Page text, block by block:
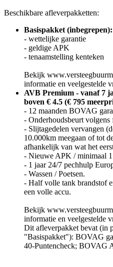
Beschikbare afleverpakketten:
Basispakket (inbegrepen):
- wettelijke garantie
- geldige APK
- tenaamstelling kenteken
Bekijk
informatie en veelgestelde
AVB Premium - vanaf 7
boven € 4.5 (€ 795
- 12 maanden BOVAG
- Onderhoudsbeurt
- Slijtagedelen vervangen
10.000km meegaan of tot
afhankelijk van wat het
- Nieuwe APK / minimaal 1
- 1 jaar 24/7 pechhulp
- Wassen / Poetsen.
- Half volle tank brandstof
een volle accu.
Bekijk
informatie en veelgestelde
Dit afleverpakket bevat (in
"Basispakket"): BOVAG
40-Puntencheck; BOVAG